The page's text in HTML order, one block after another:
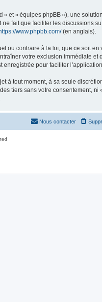
» et « équipes phpBB »), une
fait que faciliter les discussions
https://www.phpbb.com/(en anglais).
ou contraire à la loi, que ce soit
votre exclusion immédiate et
enregistrée pour faciliter
à tout moment, à sa seule
tiers sans votre consentement, ni
Nous contacter